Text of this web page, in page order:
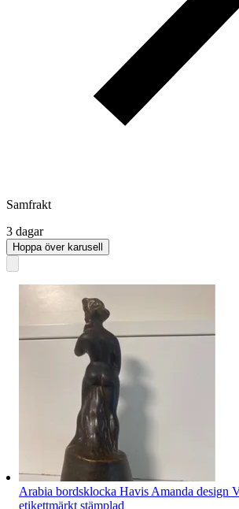
Samfrakt
3 dagar
Hoppa över karusell
Arabia bordsklocka Havis Amanda design
etikettmärkt stämplad